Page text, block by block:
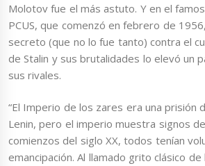
Molotov fue el más astuto. Y en el
PCUS, que comenzó en febrero de
secreto (que no lo fue tanto) contra el
de Stalin y sus brutalidades lo elevó un
sus rivales.
“El Imperio de los zares era una prisión
Lenin, pero el imperio muestra signos
comienzos del siglo XX, todos tenían
emancipación. Al llamado grito clásico